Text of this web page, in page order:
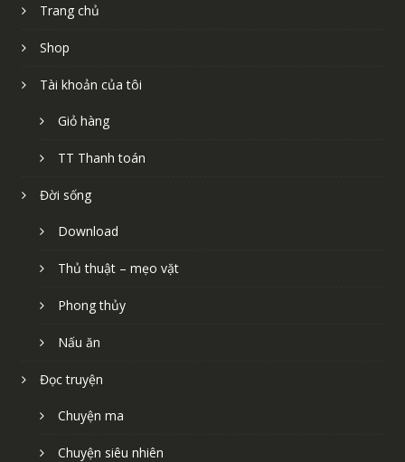
Trang chủ
Shop
Tài khoản của tôi
Giỏ hàng
TT Thanh toán
Đời sống
Download
Thủ thuật – mẹo vặt
Phong thủy
Nấu ăn
Đọc truyện
Chuyện ma
Chuyện siêu nhiên